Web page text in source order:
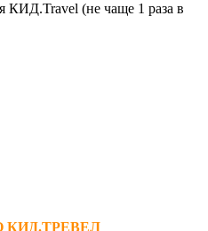
КИД.Travel (не чаще 1 раза в